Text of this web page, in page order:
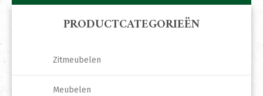
PRODUCTCATEGORIEËN
Zitmeubelen
Meubelen